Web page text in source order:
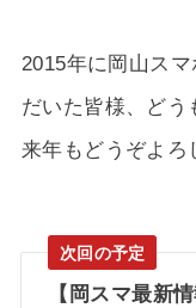
2015年に岡山ス
だいた皆様、どう
来年もどうぞよろ
【岡スマ最新情